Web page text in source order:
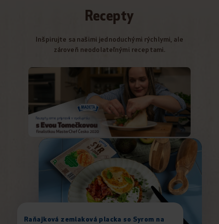
Recepty
Inšpirujte sa našimi jednoduchými rýchlymi, ale
zároveň neodolateľnými receptami.
Raňajková zemiaková placka so Syrom na